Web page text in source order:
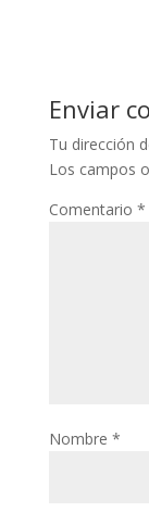
Enviar
Tu dirección
Los campos
Comentario *
Nombre *